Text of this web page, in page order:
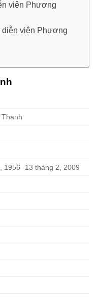
viên Phương
viên Phương
1956 -13 tháng 2, 2009